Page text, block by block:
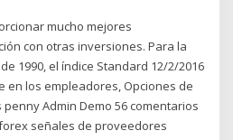
mucho mejores
con otras inversiones. Para la
1990, el índice Standard 12/2/2016
en los empleadores, Opciones de
Admin Demo 56 comentarios
señales de proveedores